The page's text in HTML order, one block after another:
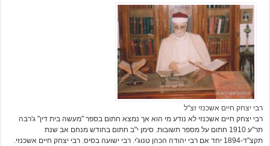
רבי יצחק חיים אשכנזי זצ"ל
רבי יצחק חיים אשכנזי לא נודע מי הוא אך נמצא חתום בספר "מעשה בית דין" ג'רבה
תר"ע 1910 חתום על מספר תשובות. סימן י"ב חתום בחודש מנחם אב שנת
תקצ"ד-1894 יחד אם רבי יהודה הכהן טנוג'י. רבי ישועה בסיס. רבי יצחק חיים אשכנזי.